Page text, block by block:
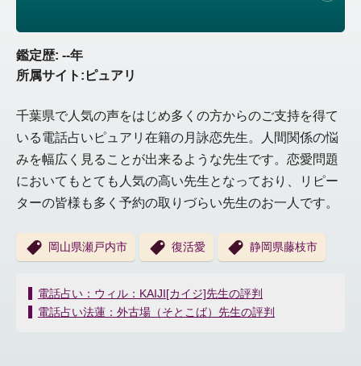
鑑定歴: --年
所属サイト:ピュアリ
千葉県で人気の声をはじめ多くの方からのご支持を得て
いる電話占いピュアリ在籍の月詠恋先生。人間関係の悩
みを幅広く見ることが出来るような先生です。恋愛問題
においてもとても人気の高い先生となっており、リピー
ターの皆様も多く予約の取りづらい先生のお一人です。
岡山県瀬戸内市 復活愛 静岡県藤枝市
投
稿
電話占い：ウィル：KAIJI[カイジ]先生の評判
電話占い法蓮：外古場（そとこば）先生の評判